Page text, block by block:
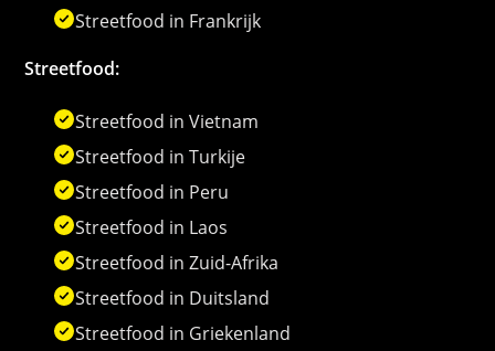
Streetfood in Frankrijk
Streetfood:
Streetfood in Vietnam
Streetfood in Turkije
Streetfood in Peru
Streetfood in Laos
Streetfood in Zuid-Afrika
Streetfood in Duitsland
Streetfood in Griekenland